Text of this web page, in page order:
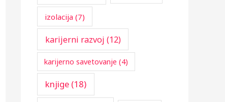
izolacija (7)
karijerni razvoj (12)
karijerno savetovanje (4)
knjige (18)